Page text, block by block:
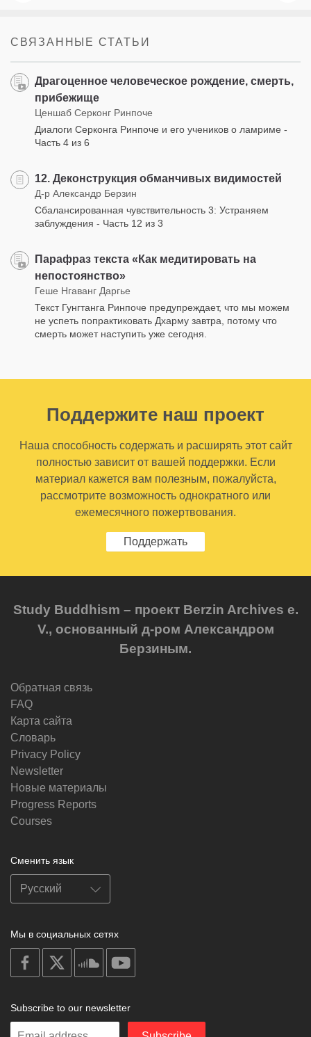
СВЯЗАННЫЕ СТАТЬИ
Драгоценное человеческое рождение, смерть,
прибежище
Ценшаб Серконг Ринпоче
Диалоги Серконга Ринпоче и его учеников о ламриме -
Часть 4 из 6
12. Деконструкция обманчивых видимостей
Д-р Александр Берзин
Сбалансированная чувствительность 3: Устраняем
заблуждения - Часть 12 из 3
Парафраз текста «Как медитировать на
непостоянство»
Геше Нгаванг Даргье
Текст Гунгтанга Ринпоче предупреждает, что мы можем
не успеть попрактиковать Дхарму завтра, потому что
смерть может наступить уже сегодня.
Поддержите наш проект
Наша способность содержать и расширять этот сайт
полностью зависит от вашей поддержки. Если
материал кажется вам полезным, пожалуйста,
рассмотрите возможность однократного или
ежемесячного пожертвования.
Поддержать
Study Buddhism – проект Berzin Archives e.
V., основанный д-ром Александром
Берзиным.
Обратная связь
FAQ
Карта сайта
Словарь
Privacy Policy
Newsletter
Новые материалы
Progress Reports
Courses
Сменить язык
Мы в социальных сетях
on
facebook
soundcloud
Subscribe to our newsletter
Enter